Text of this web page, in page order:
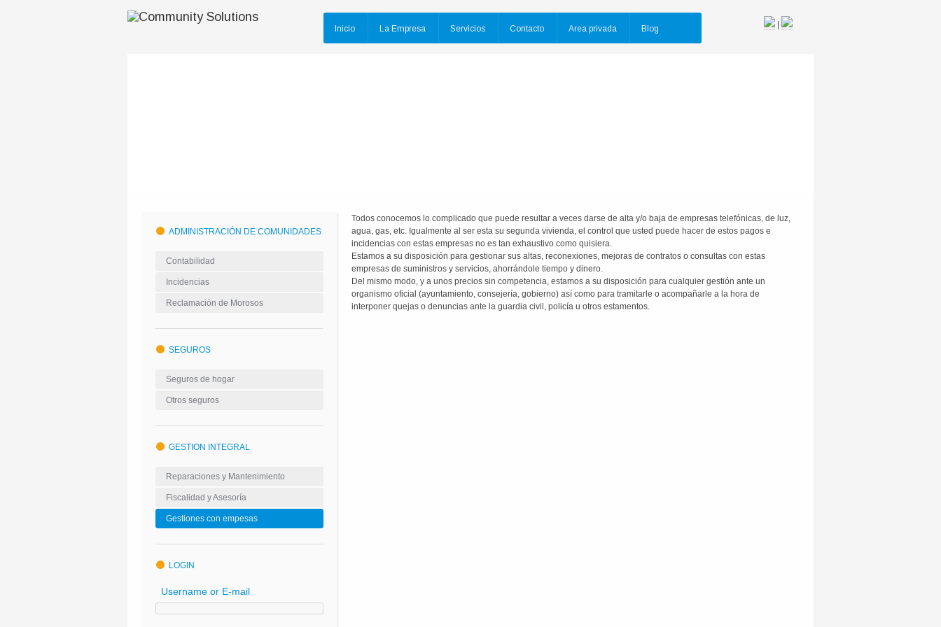
content
Inicio La Empresa Servicios Contacto Area privada Blog
ADMINISTRACIÓN DE COMUNIDADES
Contabilidad
Incidencias
Reclamación de Morosos
SEGUROS
Seguros de hogar
Otros seguros
GESTION INTEGRAL
Reparaciones y Mantenimiento
Fiscalidad y Asesoría
Gestiones con empesas
LOGIN
Username or E-mail
Todos conocemos lo complicado que puede resultar a veces darse de alta y/o baja de empresas telefónicas, de luz,
agua, gas, etc. Igualmente al ser esta su segunda vivienda, el control que usted puede hacer de estos pagos e
incidencias con estas empresas no es tan exhaustivo como quisiera.
Estamos a su disposición para gestionar sus altas, reconexiones, mejoras de contratos o consultas con estas
empresas de suministros y servicios, ahorrándole tiempo y dinero.
Del mismo modo, y a unos precios sin competencia, estamos a su disposición para cualquier gestión ante un
organismo oficial (ayuntamiento, consejería, gobierno) así como para tramitarle o acompañarle a la hora de
interponer quejas o denuncias ante la guardia civil, policía u otros estamentos.